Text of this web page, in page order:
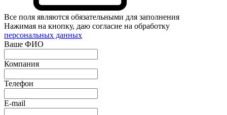
Все поля являются обязательными для заполнения
Нажимая на кнопку, даю согласие на обработку
персональных данных
Ваше ФИО
Компания
Телефон
E-mail